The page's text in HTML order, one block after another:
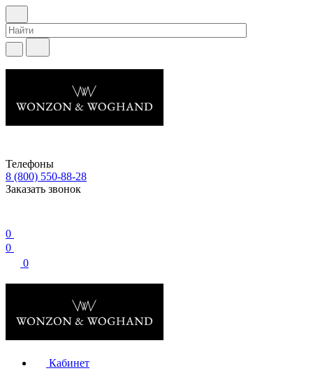
Телефоны
8 (800) 550-88-28
Заказать звонок
0
0
0
Кабинет